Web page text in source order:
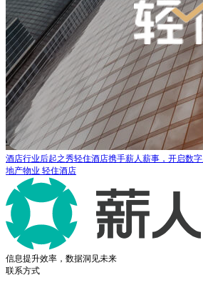
酒店行业后起之秀轻住酒店携手薪人薪事，开启数
地产物业 轻住酒店
信息提升效率，数据洞见未来
联系方式